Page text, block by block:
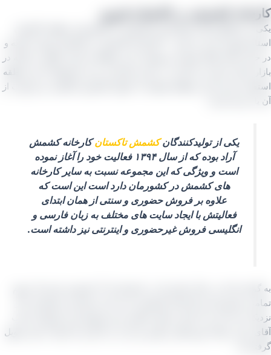
کشمش در تاکستان قزوین
مناطق اصلی تولیدکننده کشمش در کشورمان منطقه تاکستان
حاضر فعال هستند و تولیدات این منطقه از ایران علاوه بر اینکه در
داخل عرضه می‌ گردند در بازار صادراتی نیز از محصولات این منطقه
شده و این منطقه همیشه با عنوان کشمش باکیفیت و مرغوب از
شده است.
یکی از تولیدکنندگانکشمش تاکستانکارخانه کشمش
آراد بوده که از سال ۱۳۹۴ فعالیت خود را آغاز نموده
است و ویژگی که این مجموعه نسبت به سایر کارخانه‌
های کشمش در کشورمان دارد است این است که
علاوه بر فروش حضوری و سنتی از همان ابتدای
فعالیتش با ایجاد سایت‌ های مختلف به زبان فارسی و
انگلیسی فروش غیرحضوری و اینترنتی نیز داشته است.
مشتریان این کارخانه کشمش حتی یک بار هم این مجموعه را از
ندیده اند و با صحبت‌ های شخص مدیر فروش این مجموعه جناب
عینی بیعانه موردنظر را واریز و بار را در انبار و یا شرکت خود تحویل
اند.